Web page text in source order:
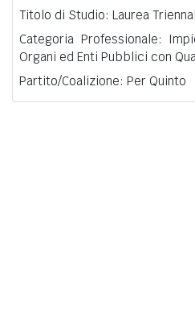
Titolo di Studio: Laurea
Categoria Professionale:
Organi ed Enti Pubblici con
Partito/Coalizione: Per Quinto